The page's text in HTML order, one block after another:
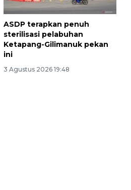
ASDP terapkan penuh
sterilisasi pelabuhan
Ketapang-Gilimanuk pekan
ini
3 Agustus 2026 19:48